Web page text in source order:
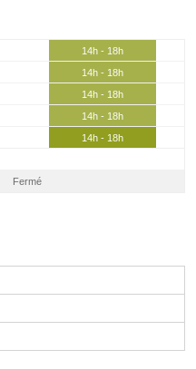
14h - 18h
14h - 18h
14h - 18h
14h - 18h
14h - 18h
Fermé